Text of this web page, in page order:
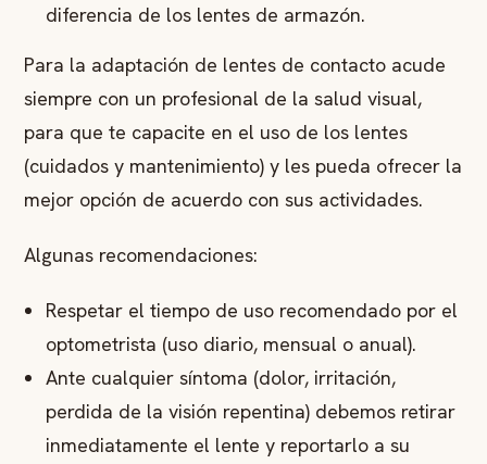
diferencia de los lentes de armazón.
Para la adaptación de lentes de contacto acude
siempre con un profesional de la salud visual,
para que te capacite en el uso de los lentes
(cuidados y mantenimiento) y les pueda ofrecer la
mejor opción de acuerdo con sus actividades.
Algunas recomendaciones:
Respetar el tiempo de uso recomendado por el
optometrista (uso diario, mensual o anual).
Ante cualquier síntoma (dolor, irritación,
perdida de la visión repentina) debemos retirar
inmediatamente el lente y reportarlo a su